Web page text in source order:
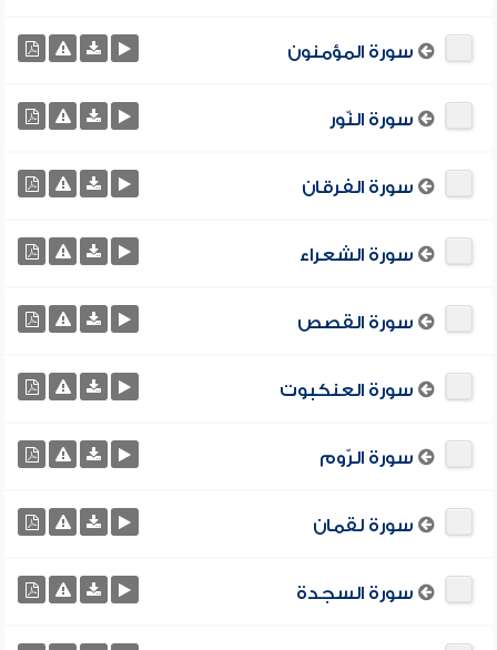
سورة المؤمنون
سورة النّور
سورة الفرقان
سورة الشعراء
سورة القصص
سورة العنكبوت
سورة الرّوم
سورة لقمان
سورة السجدة